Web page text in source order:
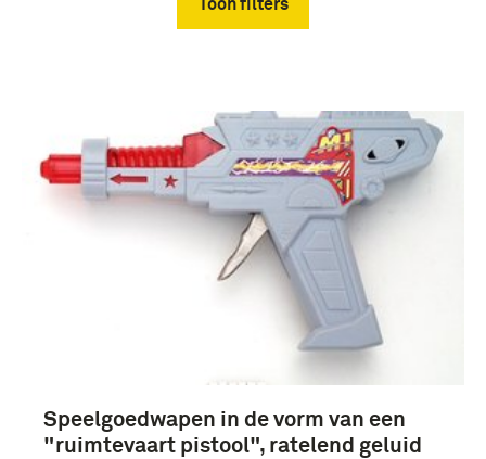
congresverslag (4)
Meer
Speelgoedwapen in de vorm van een
"ruimtevaart pistool", ratelend geluid